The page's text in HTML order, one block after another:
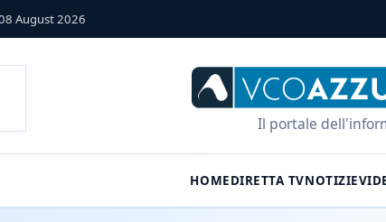
August 2026
Il portale
HOMEDIRETTA TVNOTIZIE